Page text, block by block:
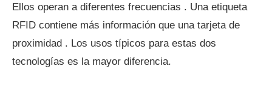
Ellos operan a diferentes frecuencias . Una etiqueta
RFID contiene más información que una tarjeta de
proximidad . Los usos típicos para estas dos
tecnologías es la mayor diferencia.